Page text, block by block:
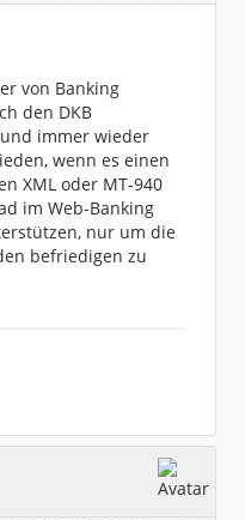
von Banking
den DKB
immer wieder
wenn es einen
XML oder MT-940
im Web-Banking
nur um die
befriedigen zu